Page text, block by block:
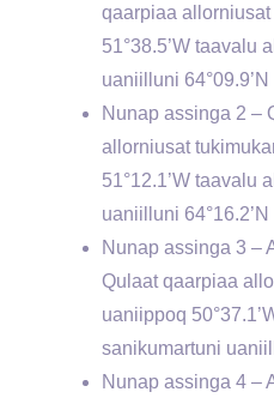
qaarpiaa
51°38.5’W taavalu
uaniilluni 64°09.9’N
Nunap assinga 2 –
allorniusat
51°12.1’W taavalu
uaniilluni 64°16.2’N
Nunap assinga 3 –
Qulaat qaarpiaa
uaniippoq
sanikumartuni
Nunap assinga 4 –